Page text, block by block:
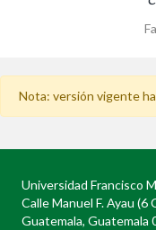
Nota: versión vigente
Universidad Francisco
Calle Manuel F. Ayau (6
Guatemala, Guatemala